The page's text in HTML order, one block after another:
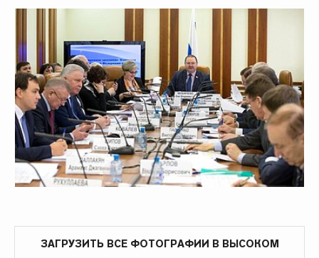
ЗАГРУЗИТЬ ВСЕ ФОТОГРАФИИ В ВЫСОКОМ